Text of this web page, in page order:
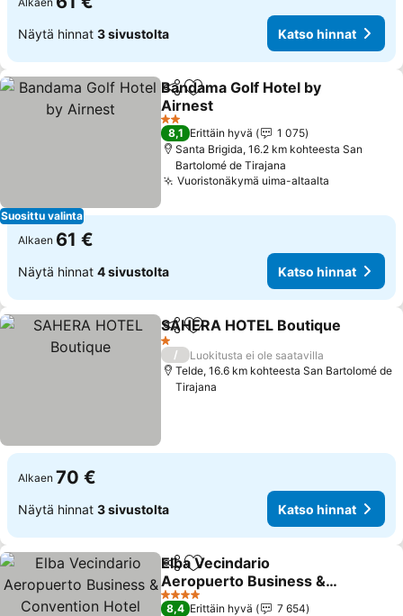
Näytä hinnat 3 sivustolta Katso hinnat
Suosittu valinta
Jaa Lisää suosikkeihin
Bandama Golf Hotel by
Airnest
2 Tähtiluokitus
8,1 Erittäin hyvä
1 075
Santa Brigida, 16.2 km kohteesta San
Bartolomé de Tirajana
Vuoristonäkymä uima-altaalta
Alkaen 61 €
Näytä hinnat 4 sivustolta Katso hinnat
Jaa Lisää suosikkeihin
SAHERA HOTEL Boutique
1 Tähtiluokitus
/
Luokitusta ei ole saatavilla
Telde, 16.6 km kohteesta San Bartolomé de
Tirajana
Alkaen 70 €
Näytä hinnat 3 sivustolta Katso hinnat
Jaa Lisää suosikkeihin
Elba Vecindario
Aeropuerto Business &
Convention Hotel
4 Tähtiluokitus
8,4 Erittäin hyvä
7 654